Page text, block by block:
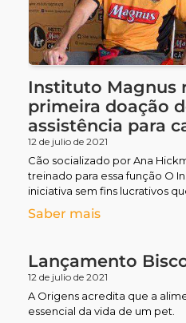
Instituto Magnus
primeira doação
assistência para
12 de julio de 2021
Cão socializado por Ana
treinado para essa função O
iniciativa sem fins lucrativos
contribuir
Saber mais
Lançamento
12 de julio de 2021
A Origens acredita que a
essencial da vida de um pet.